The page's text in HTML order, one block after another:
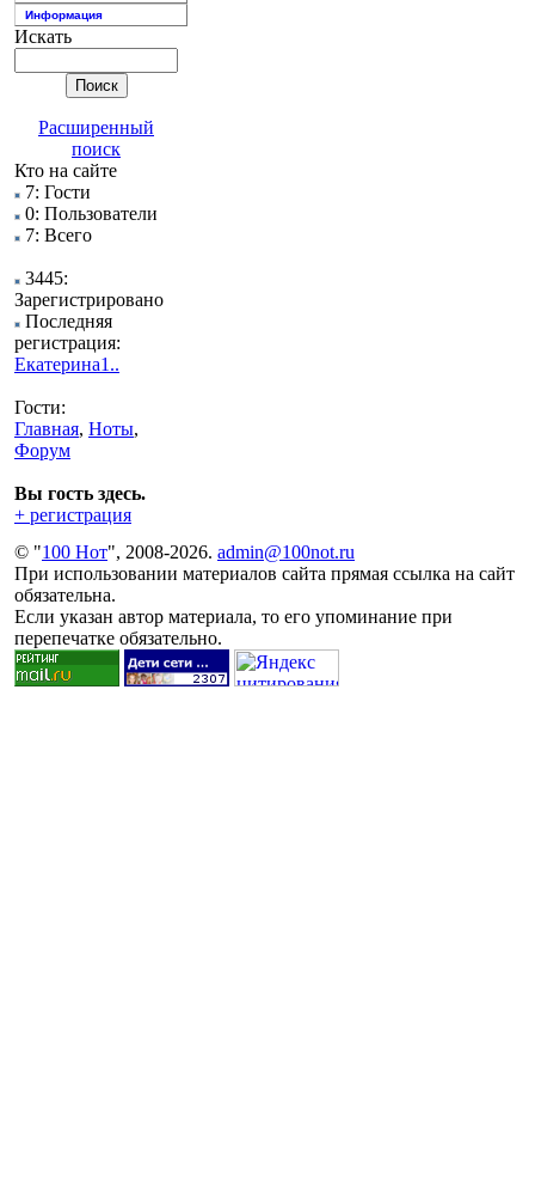
Информация
Искать
Расширенный
поиск
Кто на сайте
7: Гости
0: Пользователи
7: Всего
3445:
Зарегистрировано
Последняя
регистрация:
Екатерина1..
Гости:
Главная, Ноты,
Форум
Вы гость здесь.
+ регистрация
© "100 Нот", 2008-2026. admin@100not.ru
При использовании материалов сайта прямая ссылка на сайт
обязательна.
Если указан автор материала, то его упоминание при
перепечатке обязательно.